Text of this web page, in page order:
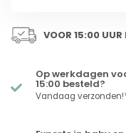
VOOR 15:00 UUR
Op werkdagen
15:00 besteld?
Vandaag verzonden!